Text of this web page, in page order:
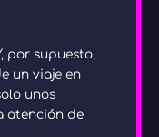
por supuesto,
un viaje en
unos
atención de